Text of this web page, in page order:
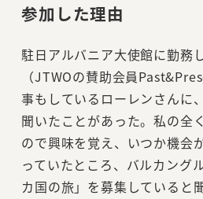
参加した理由
駐日アルバニア大使館に勤務
（JTWOの賛助会員
事もしているローレンさんに
聞いたことがあった。私の全
ので興味を覚え、いつか機会
っていたところ、バルカング
カ国の旅」を募集していると